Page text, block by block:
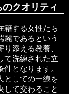
クオリティ
籍する女性たち
麗であるという
添える教養、
て洗練された立
となります。
としての一線を
して交わること